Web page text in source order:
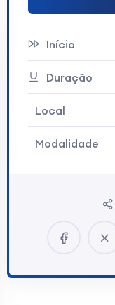
Início
Duração
Local
Modalidade